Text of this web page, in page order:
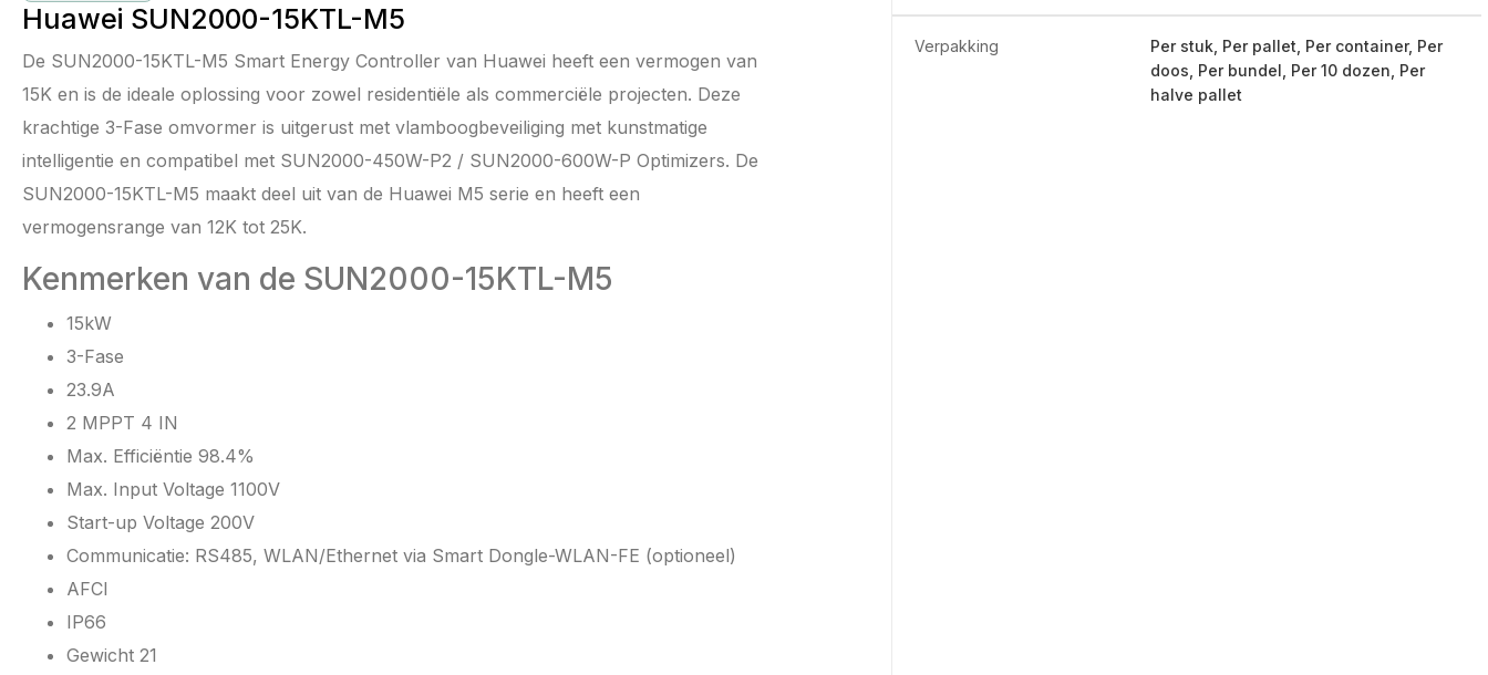
Huawei SUN2000-15KTL-M5
De SUN2000-15KTL-M5 Smart Energy Controller van Huawei heeft een vermogen van
15K en is de ideale oplossing voor zowel residentiële als commerciële projecten. Deze
krachtige 3-Fase omvormer is uitgerust met vlamboogbeveiliging met kunstmatige
intelligentie en compatibel met SUN2000-450W-P2 / SUN2000-600W-P Optimizers. De
SUN2000-15KTL-M5 maakt deel uit van de Huawei M5 serie en heeft een
vermogensrange van 12K tot 25K.
Kenmerken van de SUN2000-15KTL-M5
15kW
3-Fase
23.9A
2 MPPT 4 IN
Max. Efficiëntie 98.4%
Max. Input Voltage 1100V
Start-up Voltage 200V
Communicatie: RS485, WLAN/Ethernet via Smart Dongle-WLAN-FE (optioneel)
AFCI
IP66
Gewicht 21
Verpakking
Per stuk, Per pallet, Per container, Per
doos, Per bundel, Per 10 dozen, Per
halve pallet